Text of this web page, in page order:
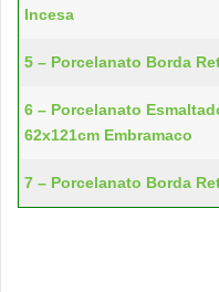
Incesa
5 – Porcelanato Borda
6 – Porcelanato
62x121cm Embramaco
7 – Porcelanato Borda